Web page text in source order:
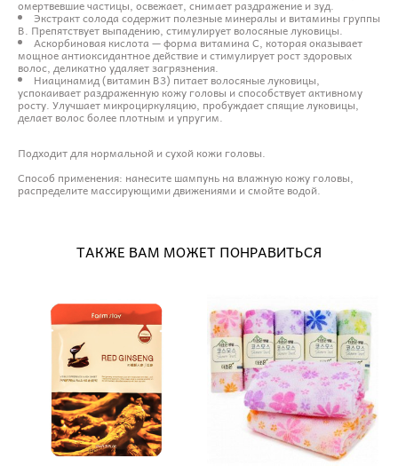
омертвевшие частицы, освежает, снимает раздражение и зуд.
Экстракт солода содержит полезные минералы и витамины группы
B. Препятствует выпадению, стимулирует волосяные луковицы.
Аскорбиновая кислота — форма витамина C, которая оказывает
мощное антиоксидантное действие и стимулирует рост здоровых
волос, деликатно удаляет загрязнения.
Ниацинамид (витамин B3) питает волосяные луковицы,
успокаивает раздраженную кожу головы и способствует активному
росту. Улучшает микроциркуляцию, пробуждает спящие луковицы,
делает волос более плотным и упругим.
Подходит для нормальной и сухой кожи головы.
Способ применения: нанесите шампунь на влажную кожу головы,
распределите массирующими движениями и смойте водой.
ТАКЖЕ ВАМ МОЖЕТ ПОНРАВИТЬСЯ